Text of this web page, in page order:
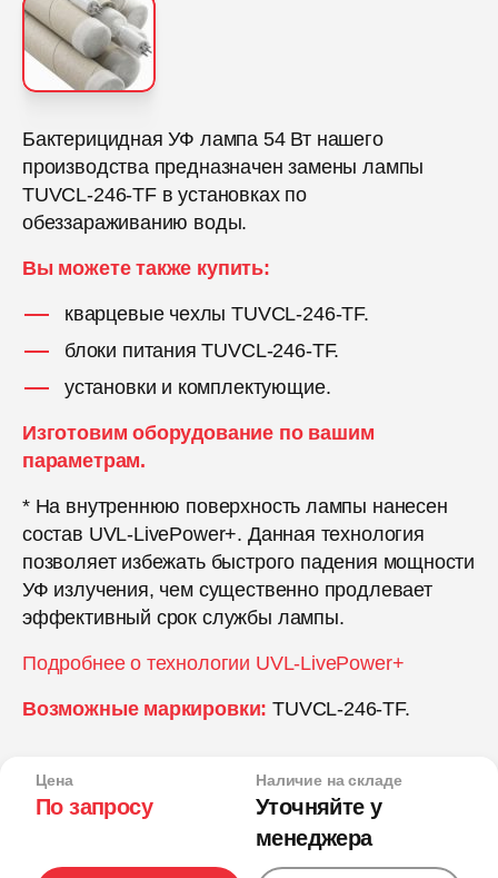
Бактерицидная УФ лампа 54 Вт нашего
производства предназначен замены лампы
TUVCL-246-TF в установках по
обеззараживанию воды.
Вы можете также купить:
кварцевые чехлы TUVCL-246-TF.
блоки питания TUVCL-246-TF.
установки и комплектующие.
Изготовим оборудование по вашим
параметрам.
* На внутреннюю поверхность лампы нанесен
состав UVL-LivePower+. Данная технология
позволяет избежать быстрого падения мощности
УФ излучения, чем существенно продлевает
эффективный срок службы лампы.
Подробнее о технологии UVL-LivePower+
Возможные маркировки: TUVCL-246-TF.
Цена
По запросу
Наличие на складе
Уточняйте у
менеджера